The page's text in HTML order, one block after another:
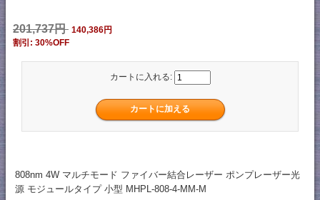
201,737円 140,386円
割引: 30%OFF
カートに入れる:
808nm 4W マルチモード ファイバー結合レーザー ポンプレーザー光
源 モジュールタイプ 小型 MHPL-808-4-MM-M